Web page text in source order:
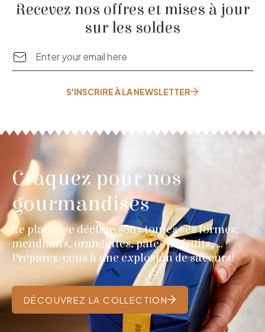
Recevez nos offres et mises à jour
sur les soldes
S'INSCRIRE À LA NEWSLETTER
Craquez pour nos
gourmandises
Le plaisir se décline sous toutes ses formes:
mendiants, orangettes, pâtes de fruits, …
Préparez-vous à une explosion de saveurs!
DÉCOUVREZ LA COLLECTION